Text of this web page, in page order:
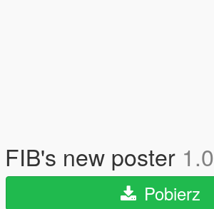
FIB's new poster 1.0
Pobierz